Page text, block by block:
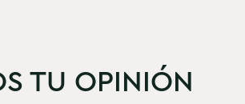
TU OPINIÓN